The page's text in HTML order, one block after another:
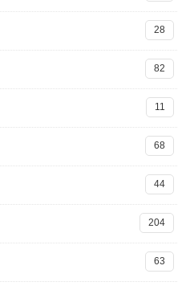
28
82
11
68
44
204
63